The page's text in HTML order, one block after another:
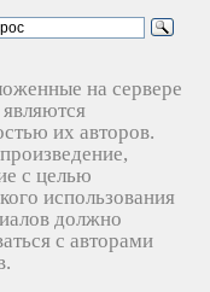
на сервере
их авторов.
с целью
использования
должно
с авторами